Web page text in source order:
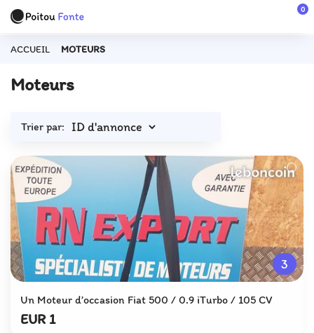
0
ACCUEIL MOTEURS
Moteurs
Trier par:
3
Un Moteur d’occasion Fiat 500 / 0.9 iTurbo / 105 CV
EUR 1